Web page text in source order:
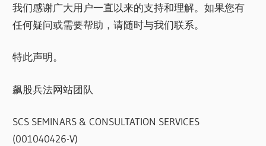
我们感谢广大用户一直以来的支持和理解。如果您有
任何疑问或需要帮助，请随时与我们联系。
特此声明。
飙股兵法网站团队
SCS SEMINARS & CONSULTATION SERVICES
(001040426-V)